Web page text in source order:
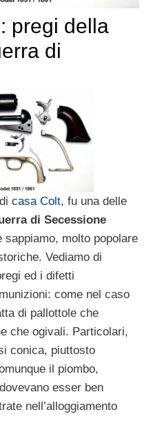
pregi della
di
casa Colt, fu una delle
di Secessione
molto popolare
Vediamo di
ed i difetti
come nel caso
di pallottole che
che ogivali. Particolari,
conica, piuttosto
il piombo,
esser ben
nell’alloggiamento